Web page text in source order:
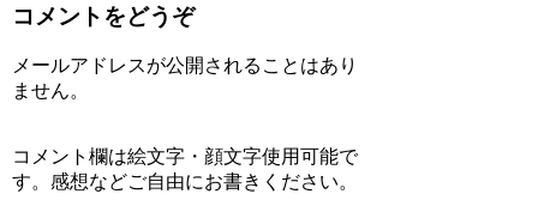
コメントをどうぞ
メールアドレスが公開されることはあり
ません。
コメント欄は絵文字・顔文字使用可能で
す。感想などご自由にお書きください。